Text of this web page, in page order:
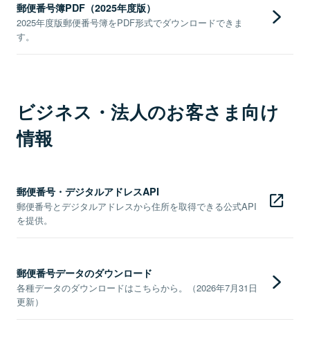
郵便番号簿PDF（2025年度版）
2025年度版郵便番号簿をPDF形式でダウンロードできま
す。
ビジネス・法人のお客さま向け
情報
郵便番号・デジタルアドレスAPI
郵便番号とデジタルアドレスから住所を取得できる公式API
を提供。
郵便番号データのダウンロード
各種データのダウンロードはこちらから。（2026年7月31日
更新）